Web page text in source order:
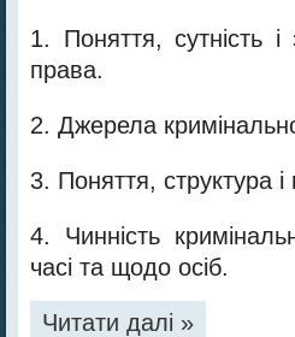
1. Поняття, сутність і
права.
2. Джерела
3. Поняття, структура
4. Чинність
часі та щодо осіб.
Читати далі »